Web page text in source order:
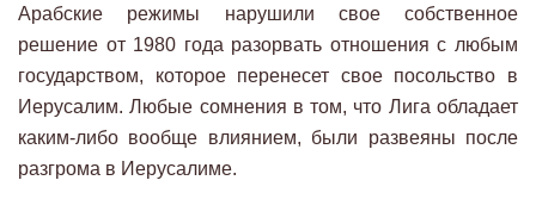
Арабские режимы нарушили свое собственное
решение от 1980 года разорвать отношения с любым
государством, которое перенесет свое посольство в
Иерусалим. Любые сомнения в том, что Лига обладает
каким-либо вообще влиянием, были развеяны после
разгрома в Иерусалиме.